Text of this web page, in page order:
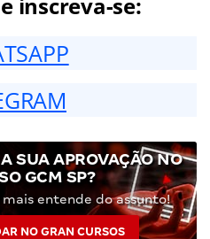
SUA APROVAÇÃO NO
GCM SP?
entende do assunto!
NO GRAN CURSOS